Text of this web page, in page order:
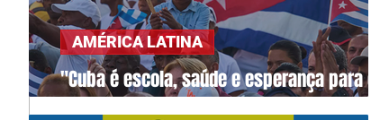
"Cuba é escola, saúde e esperança para o
AMÉRICA LATINA